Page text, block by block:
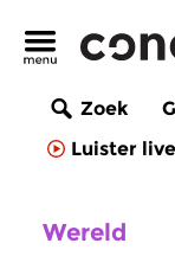
Zoek
Luister live
Wereld